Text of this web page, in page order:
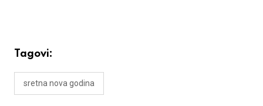
Tagovi:
sretna nova godina